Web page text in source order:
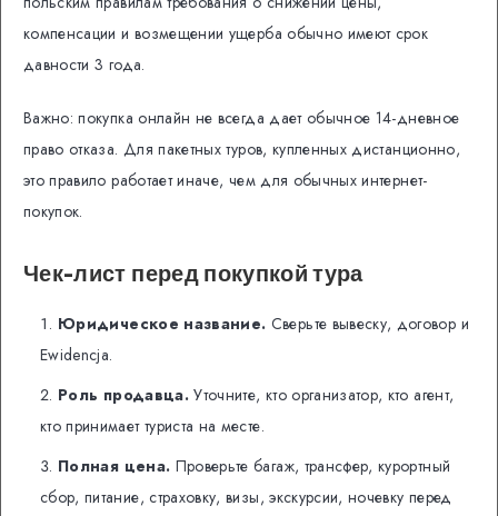
компенсации и возмещении ущерба обычно имеют срок
давности 3 года.
Важно: покупка онлайн не всегда дает обычное 14-дневное
право отказа. Для пакетных туров, купленных дистанционно,
это правило работает иначе, чем для обычных интернет-
покупок.
Чек-лист перед покупкой тура
Юридическое название. Сверьте вывеску, договор и
Ewidencja.
Роль продавца.Уточните, кто организатор, кто агент,
кто принимает туриста на месте.
Полная цена. Проверьте багаж, трансфер, курортный
сбор, питание, страховку, визы, экскурсии, ночевку перед